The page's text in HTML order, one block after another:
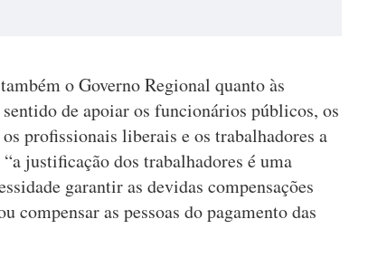
o Governo Regional quanto às
de apoiar os funcionários públicos, os
profissionais liberais e os trabalhadores a
justificação dos trabalhadores é uma
garantir as devidas compensações
compensar as pessoas do pagamento das